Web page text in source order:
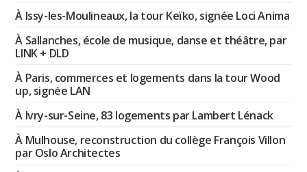
À Issy-les-Moulineaux, la tour Keïko, signée Loci Anima
À Sallanches, école de musique, danse et théâtre, par
LINK + DLD
À Paris, commerces et logements dans la tour Wood
up, signée LAN
À Ivry-sur-Seine, 83 logements par Lambert Lénack
À Mulhouse, reconstruction du collège François Villon
par Oslo Architectes